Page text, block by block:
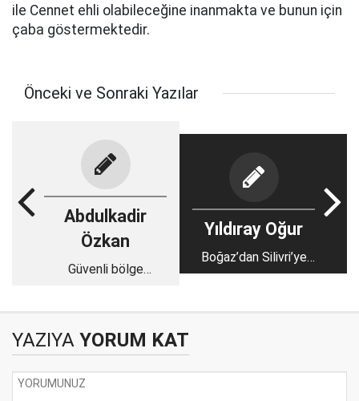
ile Cennet ehli olabileceğine inanmakta ve bunun için
çaba göstermektedir.
Önceki ve Sonraki Yazılar
Abdulkadir
Özkan
Güvenli bölge
Yıldıray Oğur
Boğaz’dan Silivri’ye
devam eden karanlık
YAZIYA YORUM KAT